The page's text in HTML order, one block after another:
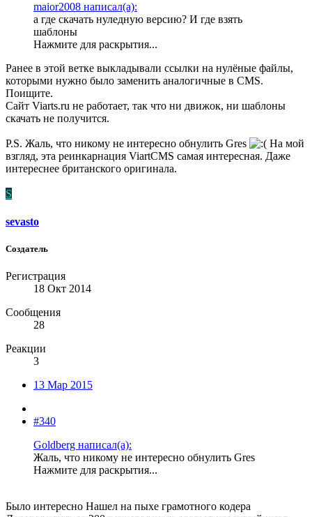
maior2008 написал(а):
а где скачать нуледную версию? И где взять
шаблоны
Нажмите для раскрытия...
Ранее в этой ветке выкладывали ссылки на нулёные файлы,
которыми нужно было заменить аналогичные в CMS.
Поищите.
Сайт Viarts.ru не работает, так что ни движок, ни шаблоны
скачать не получится.
P.S. Жаль, что никому не интересно обнулить Gres
На мой
взгляд, эта реинкарнация ViartCMS самая интересная. Даже
интереснее британского оригинала.
S
sevasto
Создатель
Регистрация
18 Окт 2014
Сообщения
28
Реакции
3
13 Мар 2015
#340
Goldberg написал(а):
Жаль, что никому не интересно обнулить Gres
Нажмите для раскрытия...
Было интересно Нашел на пыхе грамотного кодера